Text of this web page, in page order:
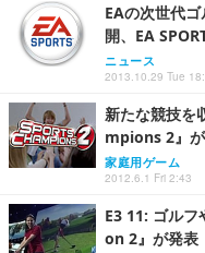
EAの次世代
開、EA
ニュース
2013.10.29 Tue
新たな競技を
mpions 2』
家庭用ゲーム
2012.6.1 Fri 2:43
E3 11: ゴル
on 2』が発表